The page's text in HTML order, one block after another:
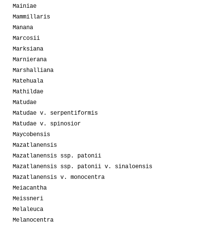
Mainiae
Mammillaris
Manana
Marcosii
Marksiana
Marnierana
Marshalliana
Matehuala
Mathildae
Matudae
Matudae v. serpentiformis
Matudae v. spinosior
Maycobensis
Mazatlanensis
Mazatlanensis ssp. patonii
Mazatlanensis ssp. patonii v. sinaloensis
Mazatlanensis v. monocentra
Meiacantha
Meissneri
Melaleuca
Melanocentra